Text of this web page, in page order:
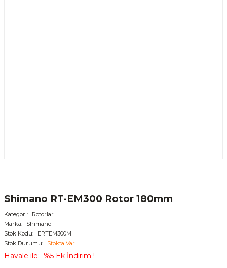
Shimano RT-EM300 Rotor 180mm
Kategori
Rotorlar
Marka
Shimano
Stok Kodu
ERTEM300M
Stok Durumu
Stokta Var
Havale ile %5 Ek İndirim !